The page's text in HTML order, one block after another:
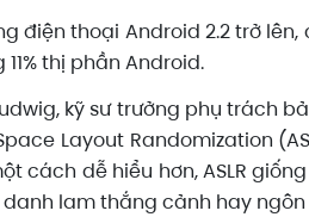
điện thoại Android 2.2 trở
thị phần Android.
kỹ sư trưởng phụ trách
Layout Randomization
cách dễ hiểu hơn, ASLR
lam thắng cảnh hay